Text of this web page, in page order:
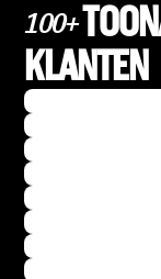
100+
KLANTEN